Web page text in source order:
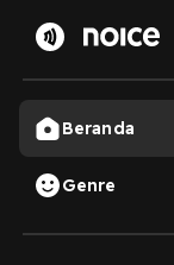
Beranda
Genre